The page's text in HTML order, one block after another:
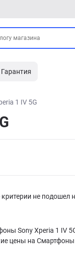
Гарантия
1 IV 5G
не подошел
Sony Xperia 1 IV
цены на Смартфоны